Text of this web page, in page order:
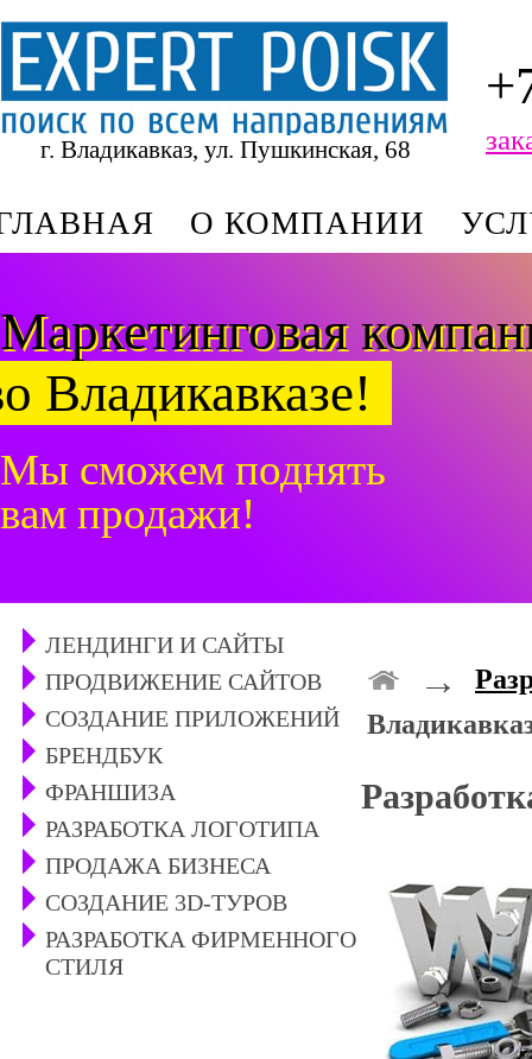
г. Владикавказ, ул. Пушкинская, 68
О КОМПАНИИ
Маркетинговая
Владикавказе!
Мы сможем поднять
вам продажи!
→
ЛЕНДИНГИ И САЙТЫ
ПРОДВИЖЕНИЕ САЙТОВ
СОЗДАНИЕ ПРИЛОЖЕНИЙ
БРЕНДБУК
ФРАНШИЗА
РАЗРАБОТКА ЛОГОТИПА
ПРОДАЖА БИЗНЕСА
СОЗДАНИЕ 3D-ТУРОВ
РАЗРАБОТКА ФИРМЕННОГО
СТИЛЯ